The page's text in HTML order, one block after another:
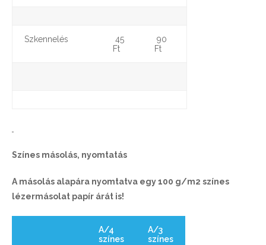
Szkennelés
45
Ft
90
Ft
Színes másolás, nyomtatás
A másolás alapára nyomtatva egy 100 g/m2 színes
lézermásolat papír árát is!
A/4
színes
A/3
színes